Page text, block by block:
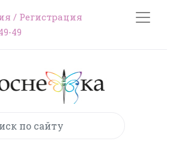
/ Регистрация
49